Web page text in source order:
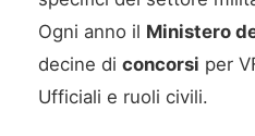
Ogni anno il Ministero
decine di concorsi per
Ufficiali e ruoli civili.